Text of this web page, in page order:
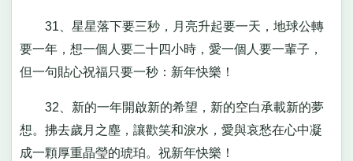
31、星星落下要三秒，月亮升起要一天，地球公轉
要一年，想一個人要二十四小時，愛一個人要一輩子，
但一句貼心祝福只要一秒：新年快樂！
32、新的一年開啟新的希望，新的空白承載新的夢
想。拂去歲月之塵，讓歡笑和淚水，愛與哀愁在心中凝
成一顆厚重晶瑩的琥珀。祝新年快樂！